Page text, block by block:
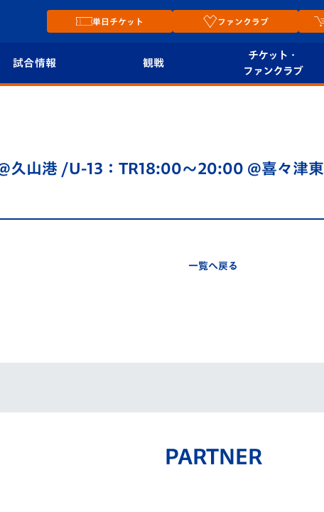
単日チケット ファンクラブ
試合情報
表
観戦
チケット・
ファンクラブ
プレイヤーズスイート
久山港 /U-13：TR18:00～20:00 @喜々津東
一覧へ戻る
PARTNER